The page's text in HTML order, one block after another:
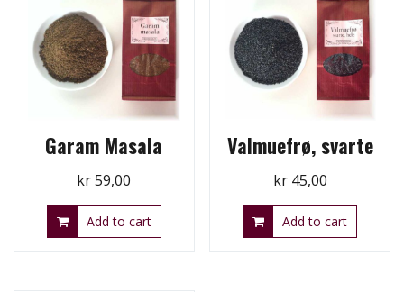
Garam Masala
kr59,00
Add to cart
Valmuefrø, svarte
kr45,00
Add to cart